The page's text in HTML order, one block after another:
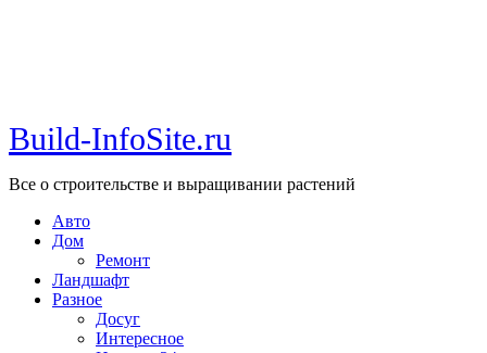
Build-InfoSite.ru
Все о строительстве и выращивании растений
Авто
Дом
Ремонт
Ландшафт
Разное
Досуг
Интересное